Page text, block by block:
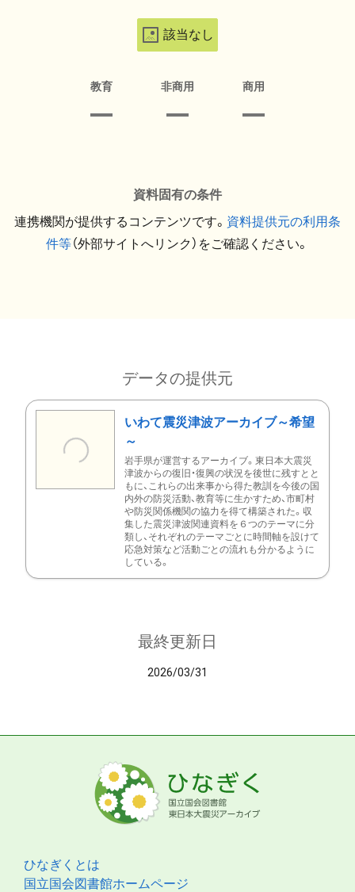
該当なし
教育 非商用 商用
資料固有の条件
連携機関が提供するコンテンツです。 資料提供元の利用条
件等（外部サイトへリンク）をご確認ください。
データの提供元
いわて震災津波アーカイブ～希望
～
岩手県が運営するアーカイブ。東日本大震災
津波からの復旧・復興の状況を後世に残すとと
もに、これらの出来事から得た教訓を今後の国
内外の防災活動、教育等に生かすため、市町村
や防災関係機関の協力を得て構築された。収
集した震災津波関連資料を６つのテーマに分
類し、それぞれのテーマごとに時間軸を設けて
応急対策など活動ごとの流れも分かるように
している。
最終更新日
2026/03/31
ひなぎくとは
国立国会図書館ホームページ